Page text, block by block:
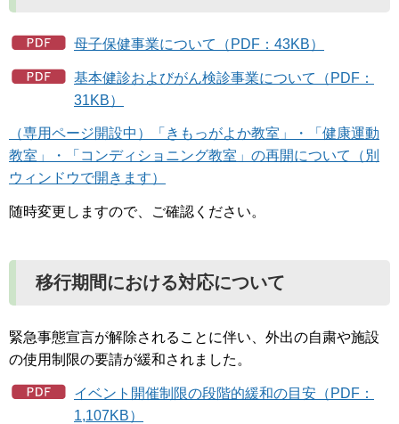
母子保健事業について（PDF：43KB）
基本健診およびがん検診事業について（PDF：
31KB）
（専用ページ開設中）「きもっがよか教室」・「健康運動
教室」・「コンディショニング教室」の再開について（別
ウィンドウで開きます）
随時変更しますので、ご確認ください。
移行期間における対応について
緊急事態宣言が解除されることに伴い、外出の自粛や施設
の使用制限の要請が緩和されました。
イベント開催制限の段階的緩和の目安（PDF：
1,107KB）